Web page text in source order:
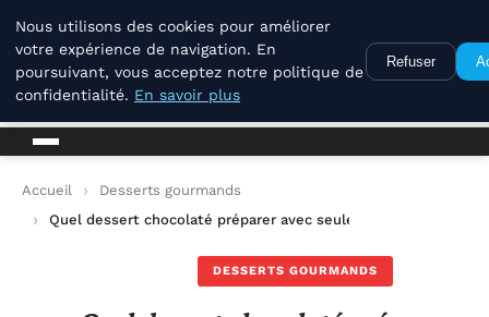
La Compagnie Des Terroirs
La Compagnie Des Terroirs
Accueil
Desserts gourmands
Quel dessert chocolaté préparer avec seulement 3
DESSERTS GOURMANDS
Nous utilisons des cookies pour améliorer
votre expérience de navigation. En
poursuivant, vous acceptez notre politique de
confidentialité. En savoir plus
Refuser